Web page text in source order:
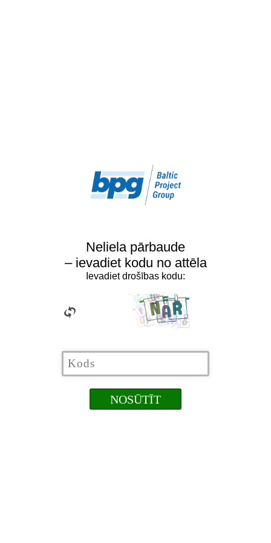
Neliela pārbaude
– ievadiet kodu no attēla
Ievadiet drošības kodu: